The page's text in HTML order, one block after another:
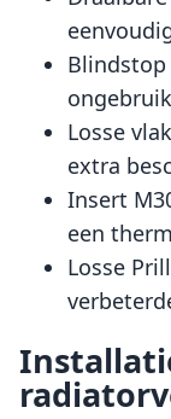
Losse
extra
Insert
een
Losse